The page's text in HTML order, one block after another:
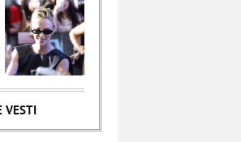
VESTI